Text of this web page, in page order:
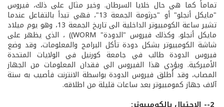
تماماً كما هي حال خلايا السرطان. وخير مثال على ذلك، فيروس
"مايكل أنجلو" أو "جرثومة الجمعة 13"، فهي تبدأ بالتفاعل عندما
تشير ساعة الكومبيوتر الداخلية الى تاريخ الجمعة 13، وهو يوم ميلاد
مايكل أنجلو. وكذلك فيروس "الدودة" WORM)) ، الذي يظهر على
شاشة الكومبيوتر بشكل دودة تأكل البرامج والمعلومات، وقد وضع
فيروس الدودة طالب في جامعة كورنيل في الولايات المتحدة
الأميركية. ويؤدي هذا الفيروس الي فقدان المعلومات من الجهاز
المصاب، وقد أُطلق فيروس الدودة بواسطة الانترنت فأصيب به ستة
آلاف جهاز كمومبيوتر بعد ساعات قليلة من اطلاقه.